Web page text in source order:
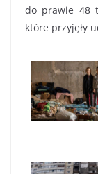
do prawie 48
które przyjęły